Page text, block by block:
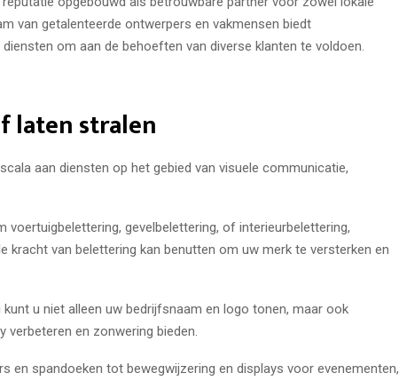
van getalenteerde ontwerpers en vakmensen biedt
om aan de behoeften van diverse klanten te voldoen.
laten stralen
aan diensten op het gebied van visuele communicatie,
voertuigbelettering, gevelbelettering, of interieurbelettering,
kracht van belettering kan benutten om uw merk te versterken en
u niet alleen uw bedrijfsnaam en logo tonen, maar ook
en zonwering bieden.
en spandoeken tot bewegwijzering en displays voor evenementen,